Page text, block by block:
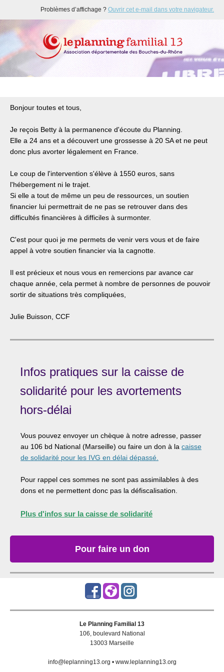
Problèmes d’affichage ? Ouvrir cet e-mail dans votre navigateur.
Bonjour toutes et tous,
Je reçois Betty à la permanence d'écoute du Planning.
Elle a 24 ans et a découvert une grossesse à 20 SA et ne peut
donc plus avorter légalement en France.
Le coup de l'intervention s'élève à 1550 euros, sans
l'hébergement ni le trajet.
Si elle a tout de même un peu de ressources, un soutien
financier lui permettrait de ne pas se retrouver dans des
difficultés financières à difficiles à surmonter.
C'est pour quoi je me permets de venir vers vous et de faire
appel à votre soutien financier via la cagnotte.
Il est précieux et nous vous en remercions par avance car
chaque année, cela permet à nombre de personnes de pouvoir
sortir de situations très compliquées,
Julie Buisson, CCF
Infos pratiques sur la caisse de
solidarité pour les avortements
hors-délai
Vous pouvez envoyer un chèque à notre adresse, passer
au 106 bd National (Marseille) ou faire un don à la caisse
de solidarité pour les IVG en délai dépassé.
Pour rappel ces sommes ne sont pas assimilables à des
dons et ne permettent donc pas la défiscalisation.
Plus d'infos sur la caisse de solidarité
Pour faire un don
Le Planning Familial 13
106, boulevard National
13003 Marseille
info@leplanning13.org • www.leplanning13.org